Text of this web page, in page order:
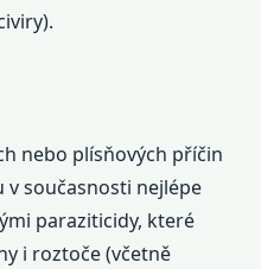
nebo plísňových příčin
v současnosti nejlépe
paraziticidy, které
i roztoče (včetně